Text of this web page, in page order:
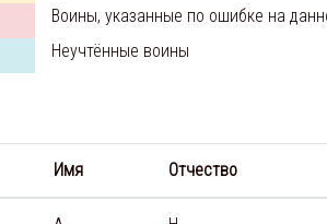
Воины, указанные по ошибке на
Неучтённые воины
Имя Отчество